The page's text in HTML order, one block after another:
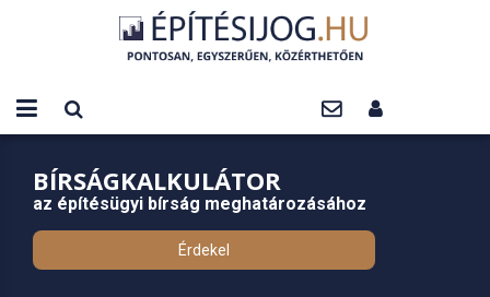
BÍRSÁGKALKULÁTOR
az építésügyi bírság meghatározásához
Érdekel